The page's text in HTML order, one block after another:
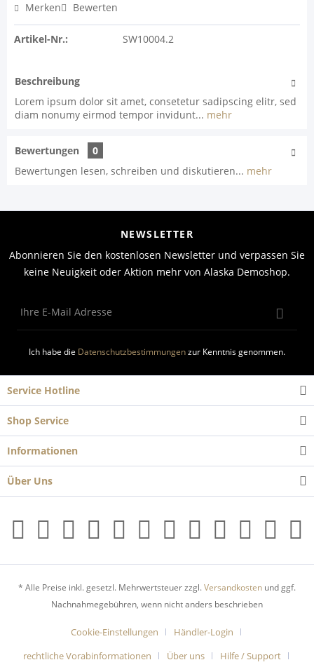
Merken Bewerten
Artikel-Nr.: SW10004.2
Beschreibung
Lorem ipsum dolor sit amet, consetetur sadipscing elitr, sed
diam nonumy eirmod tempor invidunt... mehr
Bewertungen
0
Bewertungen lesen, schreiben und diskutieren... mehr
NEWSLETTER
Abonnieren Sie den kostenlosen Newsletter und verpassen Sie
keine Neuigkeit oder Aktion mehr von Alaska Demoshop.
Ich habe die Datenschutzbestimmungenzur Kenntnis genommen.
Service Hotline
Shop Service
Informationen
Über Uns
* Alle Preise inkl. gesetzl. Mehrwertsteuer zzgl.Versandkosten und ggf.
Nachnahmegebühren, wenn nicht anders beschrieben
Cookie-Einstellungen
Händler-Login
rechtliche Vorabinformationen
Über uns Hilfe / Support